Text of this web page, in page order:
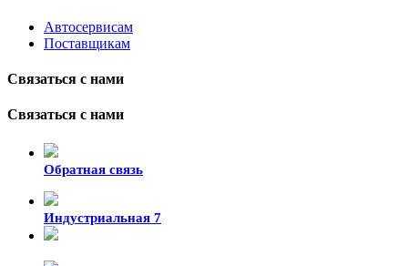
Автосервисам
Поставщикам
Связаться с нами
Связаться с нами
Обратная связь
Индустриальная 7